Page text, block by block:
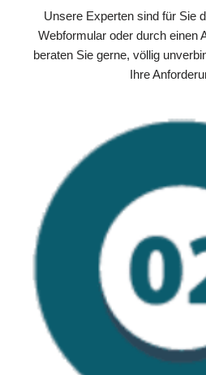
Unsere Experten sind für Sie
Webformular oder durch einen
beraten Sie gerne, völlig
Ihre